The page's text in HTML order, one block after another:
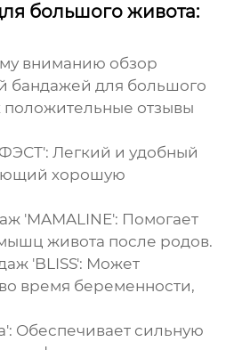
большого живота:
вниманию обзор
бандажей для большого
положительные отзывы
Легкий и удобный
хорошую
'MAMALINE': Помогает
живота после родов.
'BLISS': Может
время беременности,
Обеспечивает сильную